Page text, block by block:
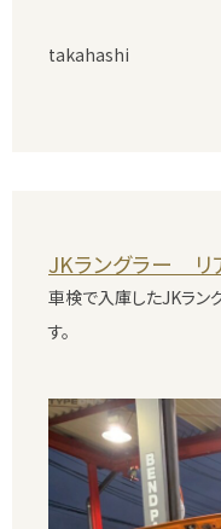
takahashi
JKラングラー リ
車検で入庫したJKラン
す。